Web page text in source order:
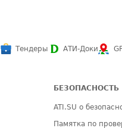
Тендеры АТИ-Доки
БЕЗОПАСНОСТЬ
ATI.SU о
Памятка по